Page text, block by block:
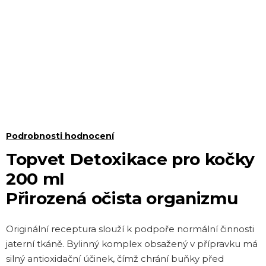
Topvet Detoxikace pro kočky
200 ml
Přirozená očista organizmu
Průměrné
hodnocení
produktu
je
0,0
hvězdiček.
Podrobnosti hodnocení
Originální receptura slouží k podpoře normální činnosti
jaterní tkáně. Bylinný komplex obsažený v přípravku má
silný antioxidační účinek, čímž chrání buňky před